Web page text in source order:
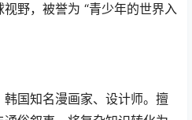
野，被誉为 “青少年的世界入
国知名漫画家、设计师。擅